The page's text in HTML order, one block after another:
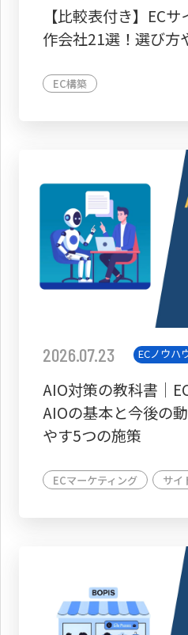
【比較表付き】EC
作会社21選！選び方
EC構築
2026.07.23 ECノウハ
AIO対策の教科書
AIOの基本と今後の
やす5つの施策
ECマーケティング サイ